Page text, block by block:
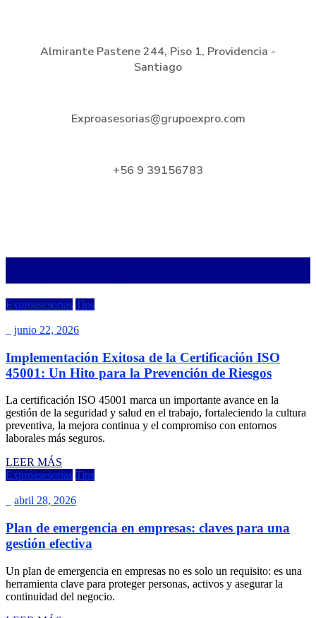
Almirante Pastene 244, Piso 1, Providencia -
Santiago
Exproasesorias@grupoexpro.com
+56 9 39156783
Exproasesorias Tips
junio 22, 2026
Implementación Exitosa de la Certificación ISO
45001: Un Hito para la Prevención de Riesgos
La certificación ISO 45001 marca un importante avance en la
gestión de la seguridad y salud en el trabajo, fortaleciendo la cultura
preventiva, la mejora continua y el compromiso con entornos
laborales más seguros.
LEER MÁS
Exproasesorias Tips
abril 28, 2026
Plan de emergencia en empresas: claves para una
gestión efectiva
Un plan de emergencia en empresas no es solo un requisito: es una
herramienta clave para proteger personas, activos y asegurar la
continuidad del negocio.